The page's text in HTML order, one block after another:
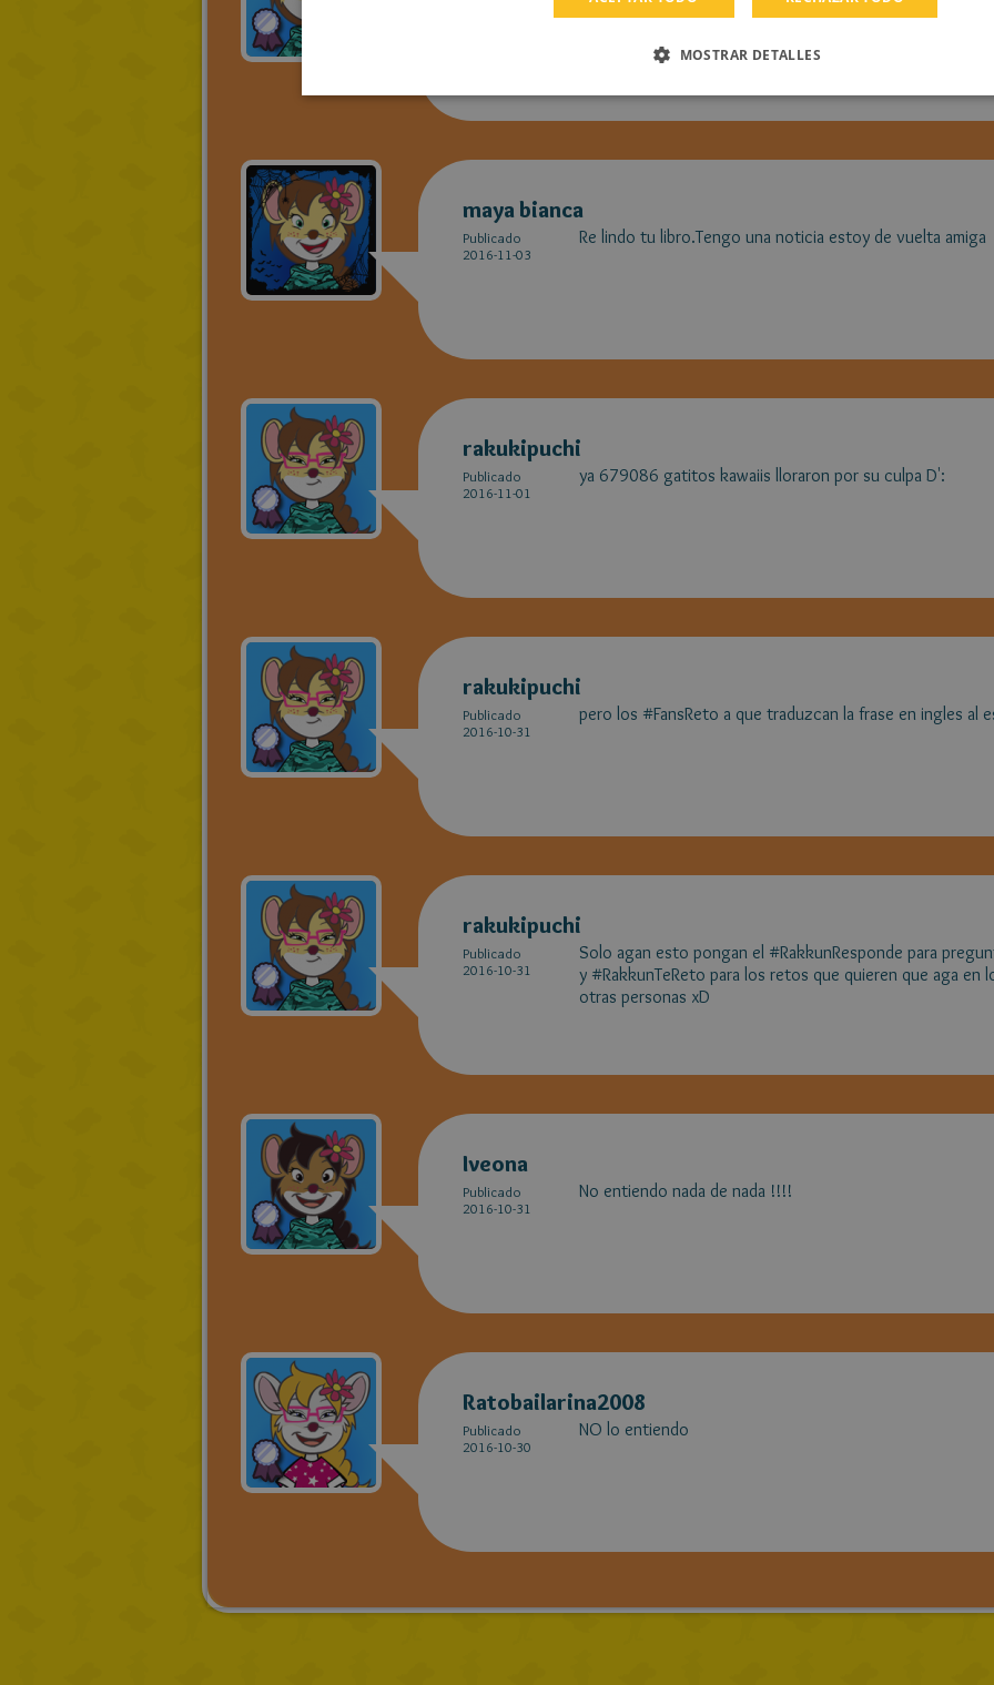
maya bianca
Publicado
2016-11-03
Re lindo tu libro.Tengo una noticia estoy de vuelta amiga
rakukipuchi
Publicado
2016-11-01
ya 679086 gatitos kawaiis lloraron por su culpa D':
rakukipuchi
Publicado
2016-10-31
pero los #FansReto a que traduzcan la frase en ingles al
rakukipuchi
Publicado
2016-10-31
Solo agan esto pongan el #RakkunResponde para
y #RakkunTeReto para los retos que quieren que aga en
otras personas xD
Iveona
Publicado
2016-10-31
No entiendo nada de nada !!!!
Ratobailarina2008
Publicado
2016-10-30
NO lo entiendo
MOSTRAR DETALLES